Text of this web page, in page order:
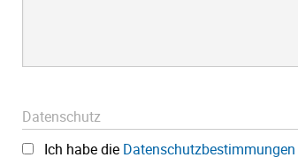
Datenschutz
Ich habe die Datenschutzbestimmungen